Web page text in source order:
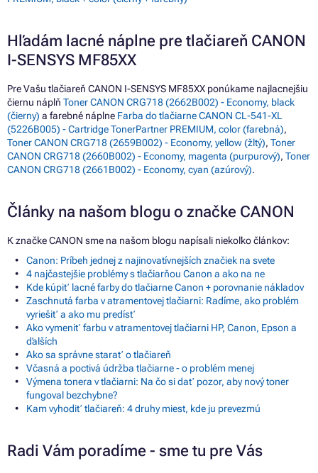
Hľadám lacné náplne pre tlačiareň CANON
I-SENSYS MF85XX
Pre Vašu tlačiareň CANON I-SENSYS MF85XX ponúkame najlacnejšiu
čiernu náplň Toner CANON CRG718 (2662B002) - Economy, black
(čierny) a farebné náplne Farba do tlačiarne CANON CL-541-XL
(5226B005) - Cartridge TonerPartner PREMIUM, color (farebná),
Toner CANON CRG718 (2659B002) - Economy, yellow (žltý), Toner
CANON CRG718 (2660B002) - Economy, magenta (purpurový), Toner
CANON CRG718 (2661B002) - Economy, cyan (azúrový).
Články na našom blogu o značke CANON
K značke CANON sme na našom blogu napísali niekoľko článkov:
Canon: Príbeh jednej z najinovatívnejších značiek na svete
4 najčastejšie problémy s tlačiarňou Canon a ako na ne
Kde kúpiť lacné farby do tlačiarne Canon + porovnanie nákladov
Zaschnutá farba v atramentovej tlačiarni: Radíme, ako problém
vyriešiť a ako mu predísť
Ako vymeniť farbu v atramentovej tlačiarni HP, Canon, Epson a
ďalších
Ako sa správne starať o tlačiareň
Včasná a poctivá údržba tlačiarne - o problém menej
Výmena tonera v tlačiarni: Na čo si dať pozor, aby nový toner
fungoval bezchybne?
Kam vyhodiť tlačiareň: 4 druhy miest, kde ju prevezmú
Radi Vám poradíme - sme tu pre Vás